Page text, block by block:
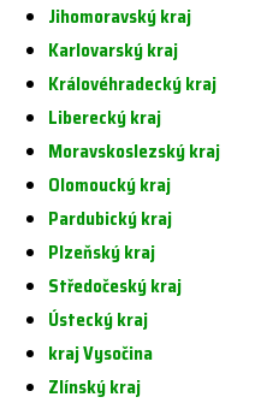
Jihomoravský kraj
Karlovarský kraj
Královéhradecký kraj
Liberecký kraj
Moravskoslezský kraj
Olomoucký kraj
Pardubický kraj
Plzeňský kraj
Středočeský kraj
Ústecký kraj
kraj Vysočina
Zlínský kraj